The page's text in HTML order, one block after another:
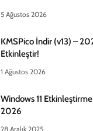
5 Ağustos 2026
KMSPico İndir (v13) –
Etkinleştir!
1 Ağustos 2026
Windows 11
2026
28 Aralık 2025